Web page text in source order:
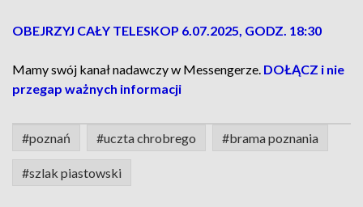
OBEJRZYJ CAŁY TELESKOP 6.07.2025, GODZ. 18:30
Mamy swój kanał nadawczy w Messengerze. DOŁĄCZ i nie
przegap ważnych informacji
#poznań #uczta chrobrego #brama poznania
#szlak piastowski